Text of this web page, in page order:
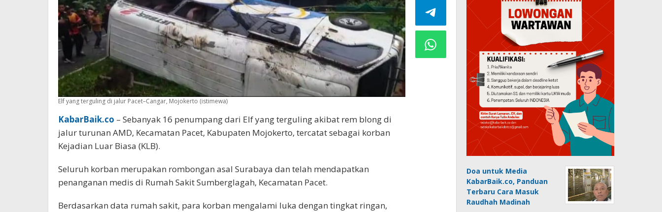
Elf yang terguling di jalur Pacet–Cangar, Mojokerto (istimewa)
KabarBaik.co – Sebanyak 16 penumpang dari Elf yang terguling akibat rem blong di
jalur turunan AMD, Kecamatan Pacet, Kabupaten Mojokerto, tercatat sebagai korban
Kejadian Luar Biasa (KLB).
Seluruh korban merupakan rombongan asal Surabaya dan telah mendapatkan
penanganan medis di Rumah Sakit Sumberglagah, Kecamatan Pacet.
Berdasarkan data rumah sakit, para korban mengalami luka dengan tingkat ringan,
Doa untuk Media
KabarBaik.co, Panduan
Terbaru Cara Masuk
Raudhah Madinah